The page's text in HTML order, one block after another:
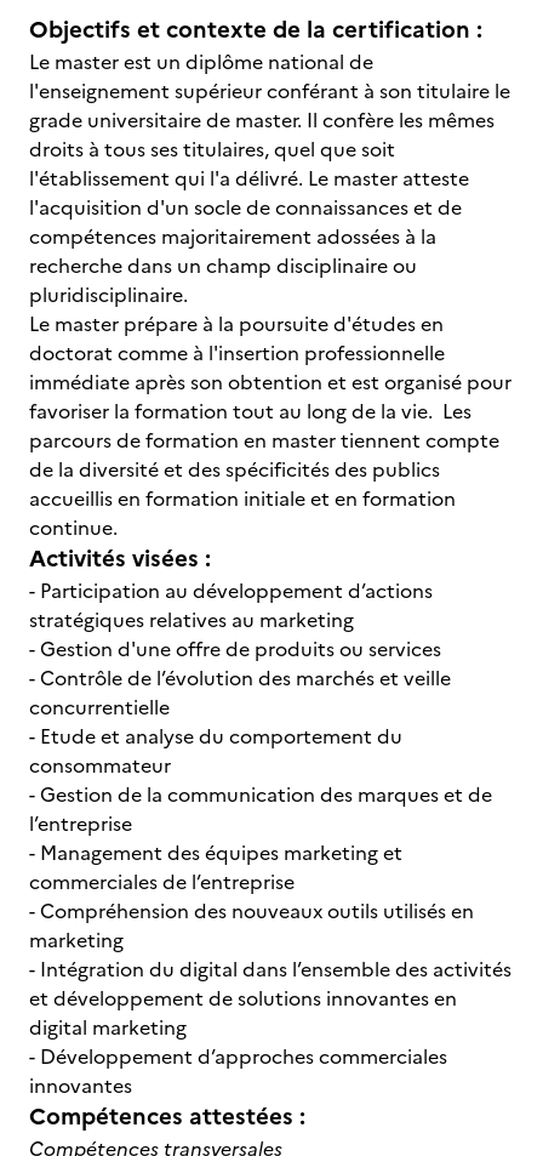
Objectifs et contexte de la certification :
Le master est un diplôme national de
l'enseignement supérieur conférant à son titulaire le
grade universitaire de master. Il confère les mêmes
droits à tous ses titulaires, quel que soit
l'établissement qui l'a délivré. Le master atteste
l'acquisition d'un socle de connaissances et de
compétences majoritairement adossées à la
recherche dans un champ disciplinaire ou
pluridisciplinaire.
Le master prépare à la poursuite d'études en
doctorat comme à l'insertion professionnelle
immédiate après son obtention et est organisé pour
favoriser la formation tout au long de la vie. Les
parcours de formation en master tiennent compte
de la diversité et des spécificités des publics
accueillis en formation initiale et en formation
continue.
Activités visées :
- Participation au développement d’actions
stratégiques relatives au marketing
- Gestion d'une offre de produits ou services
- Contrôle de l’évolution des marchés et veille
concurrentielle
- Etude et analyse du comportement du
consommateur
- Gestion de la communication des marques et de
l’entreprise
- Management des équipes marketing et
commerciales de l’entreprise
- Compréhension des nouveaux outils utilisés en
marketing
- Intégration du digital dans l’ensemble des activités
et développement de solutions innovantes en
digital marketing
- Développement d’approches commerciales
innovantes
Compétences attestées :
Compétences transversales